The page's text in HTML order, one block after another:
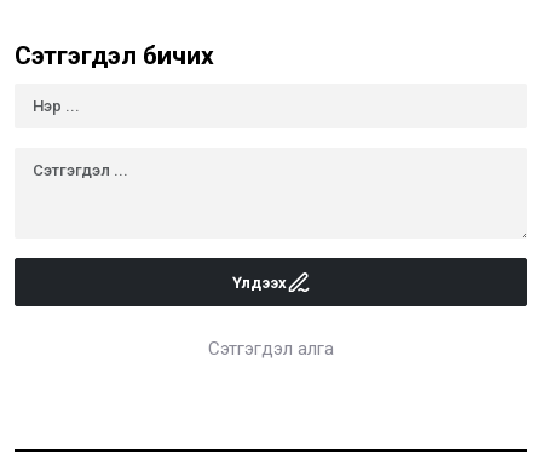
Сэтгэгдэл бичих
Үлдээх
Сэтгэгдэл алга